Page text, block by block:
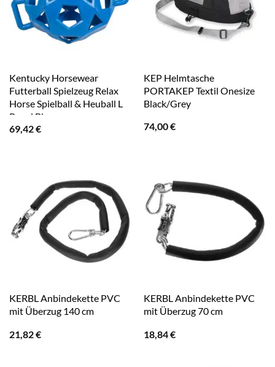
Kentucky Horsewear
Futterball Spielzeug Relax
Horse Spielball & Heuball L
Royal Blue
69,42€
KEP Helmtasche
PORTAKEP Textil Onesize
Black/Grey
74,00€
KERBL Anbindekette PVC
mit Überzug 140 cm
21,82€
KERBL Anbindekette PVC
mit Überzug 70 cm
18,84€